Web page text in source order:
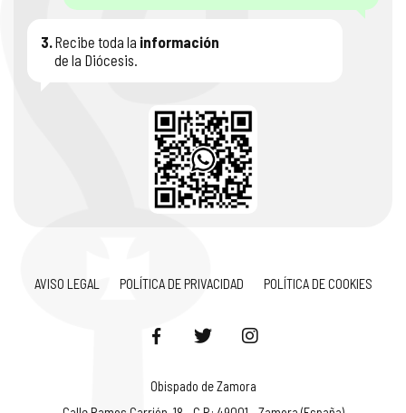
3.Recibe toda la información
de la Diócesis.
AVISO LEGAL POLÍTICA DE PRIVACIDAD POLÍTICA DE COOKIES
Obispado de Zamora